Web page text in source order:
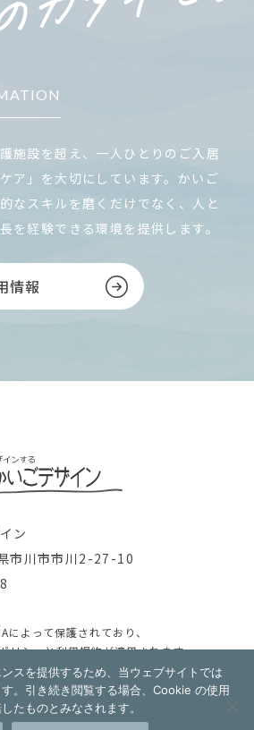
採用情報
施設を超え、一人ひとりのご入居
ア」を大切にしています。かいご
なスキルを磨くだけでなく、人と
を経験できる環境を提供します。
情報
ン
川市市川2-27-10
によって保護されており、
リシーと利用規約が適用されます。
ザイン
スを提供するため、当ウェブサイトでは
。引き続き閲覧する場合、Cookie の使用
たものとみなされます。